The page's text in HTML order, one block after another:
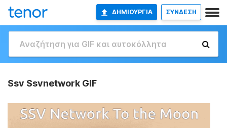
ΔΗΜΙΟΥΡΓΊΑ ΣΥΝΔΕΣΗ
Ssv Ssvnetwork GIF